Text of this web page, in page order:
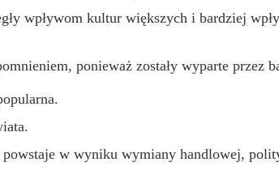
wpływom kultur większych i bardziej
ponieważ zostały wyparte przez
w wyniku wymiany handlowej,